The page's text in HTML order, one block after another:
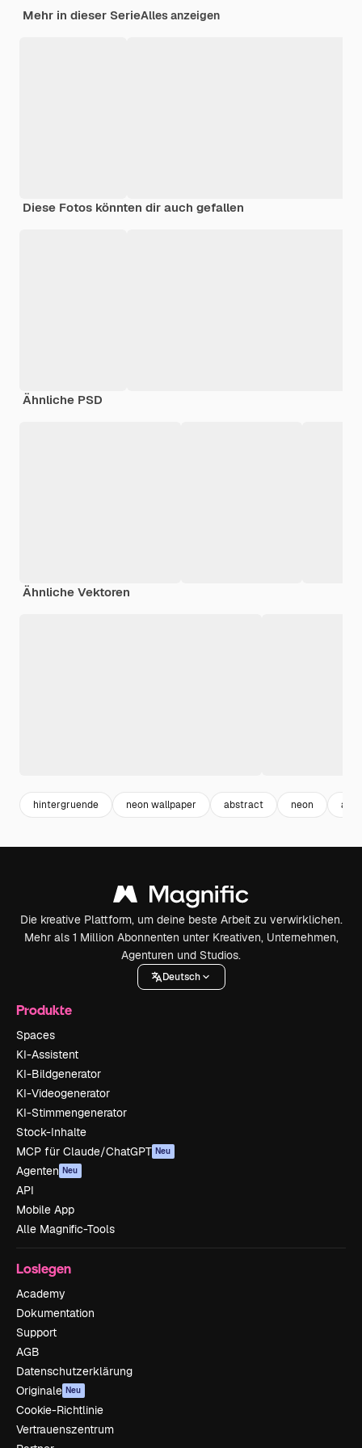
Mehr in dieser SerieAlles anzeigen
Diese Fotos könnten dir auch gefallen
Ähnliche PSD
Ähnliche Vektoren
hintergruende neon wallpaper abstract neon
Die kreative Plattform, um deine beste Arbeit zu verwirklichen.
Mehr als 1 Million Abonnenten unter Kreativen, Unternehmen,
Agenturen und Studios.
Deutsch
Produkte
Spaces
KI-Assistent
KI-Bildgenerator
KI-Videogenerator
KI-Stimmengenerator
Stock-Inhalte
MCP für Claude/ChatGPT Neu
Agenten Neu
API
Mobile App
Alle Magnific-Tools
Loslegen
Academy
Dokumentation
Support
AGB
Datenschutzerklärung
Originale Neu
Cookie-Richtlinie
Vertrauenszentrum